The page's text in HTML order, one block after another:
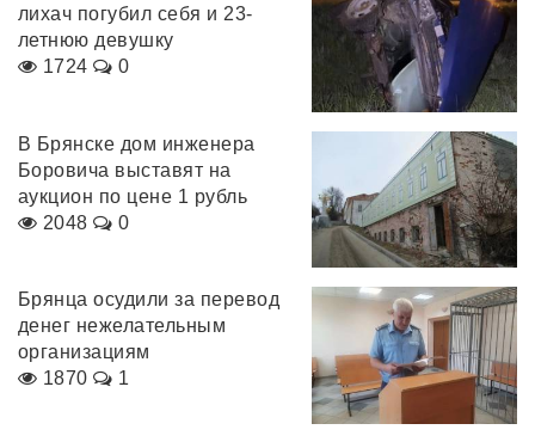
лихач погубил себя и 23-
летнюю девушку
1724
0
В Брянске дом инженера
Боровича выставят на
аукцион по цене 1 рубль
2048
0
Брянца осудили за перевод
денег нежелательным
организациям
1870
1